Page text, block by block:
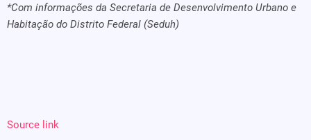
*Com informações da Secretaria de Desenvolvimento Urbano e
Habitação do Distrito Federal (Seduh)
Source link